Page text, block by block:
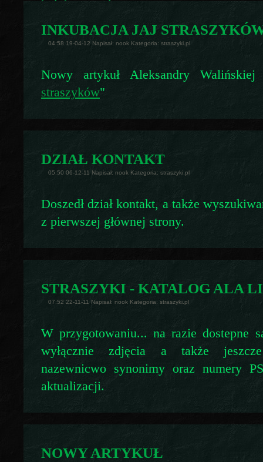
INKUBACJA JAJ
04:58 19-04-12 Napisał: nook Kategoria: straszyki.pl
Nowy artykuł Aleksandry
straszyków"
DZIAŁ KONTAKT
05:50 06-12-11 Napisał: nook Kategoria: straszyki.pl
Doszedł dział kontakt, a także
z pierwszej głównej strony.
STRASZYKI - KATALOG ALA
07:52 22-11-11 Napisał: nook Kategoria: straszyki.pl
W przygotowaniu... na razie dostepne
wyłącznie zdjęcia a także
nazewnicwo synonimy oraz numery
aktualizacji.
NOWY ARTYKUŁ